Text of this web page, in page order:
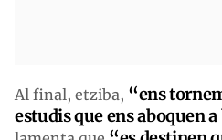
Al final, etziba, “ens
estudis que ens aboquen a